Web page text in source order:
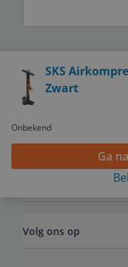
SKS
Zwart
Onbekend
Ga
Service
Volg ons op